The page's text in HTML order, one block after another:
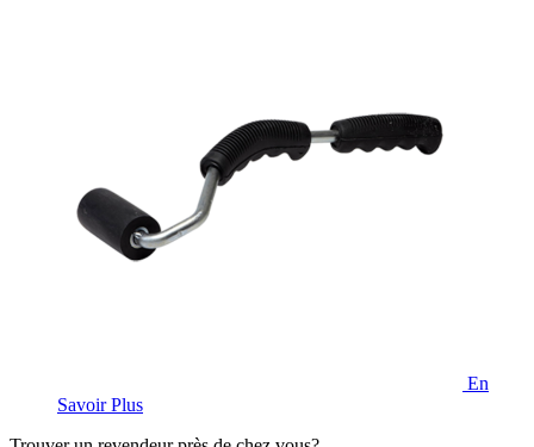
En
Savoir Plus